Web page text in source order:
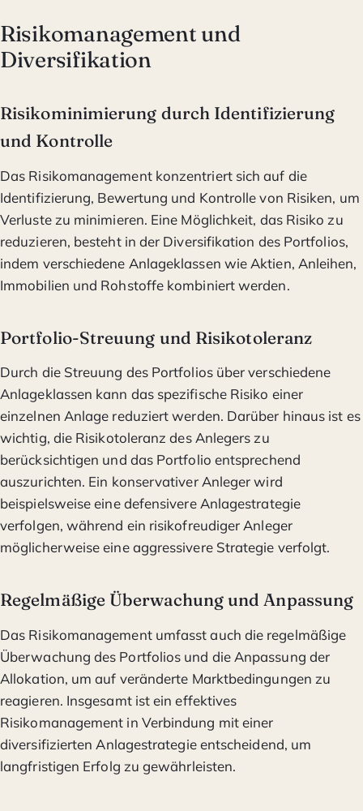
Risikomanagement und
Diversifikation
Risikominimierung durch Identifizierung
und Kontrolle
Das Risikomanagement konzentriert sich auf die
Identifizierung, Bewertung und Kontrolle von Risiken, um
Verluste zu minimieren. Eine Möglichkeit, das Risiko zu
reduzieren, besteht in der Diversifikation des Portfolios,
indem verschiedene Anlageklassen wie Aktien, Anleihen,
Immobilien und Rohstoffe kombiniert werden.
Portfolio-Streuung und Risikotoleranz
Durch die Streuung des Portfolios über verschiedene
Anlageklassen kann das spezifische Risiko einer
einzelnen Anlage reduziert werden. Darüber hinaus ist es
wichtig, die Risikotoleranz des Anlegers zu
berücksichtigen und das Portfolio entsprechend
auszurichten. Ein konservativer Anleger wird
beispielsweise eine defensivere Anlagestrategie
verfolgen, während ein risikofreudiger Anleger
möglicherweise eine aggressivere Strategie verfolgt.
Regelmäßige Überwachung und Anpassung
Das Risikomanagement umfasst auch die regelmäßige
Überwachung des Portfolios und die Anpassung der
Allokation, um auf veränderte Marktbedingungen zu
reagieren. Insgesamt ist ein effektives
Risikomanagement in Verbindung mit einer
diversifizierten Anlagestrategie entscheidend, um
langfristigen Erfolg zu gewährleisten.